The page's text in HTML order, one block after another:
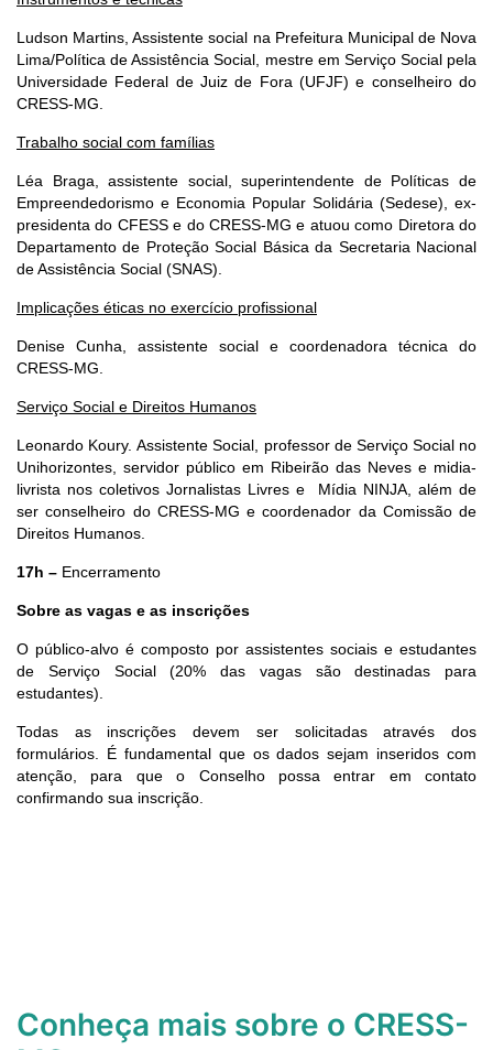
Ludson Martins, Assistente social na Prefeitura Municipal de Nova
Lima/Política de Assistência Social, mestre em Serviço Social pela
Universidade Federal de Juiz de Fora (UFJF) e conselheiro do
CRESS-MG.
Trabalho social com famílias
Léa Braga, assistente social, superintendente de Políticas de
Empreendedorismo e Economia Popular Solidária (Sedese), ex-
presidenta do CFESS e do CRESS-MG e atuou como Diretora do
Departamento de Proteção Social Básica da Secretaria Nacional
de Assistência Social (SNAS).
Implicações éticas no exercício profissional
Denise Cunha, assistente social e coordenadora técnica do
CRESS-MG.
Serviço Social e Direitos Humanos
Leonardo Koury. Assistente Social, professor de Serviço Social no
Unihorizontes, servidor público em Ribeirão das Neves e midia-
livrista nos coletivos Jornalistas Livres e Mídia NINJA, além de
ser conselheiro do CRESS-MG e coordenador da Comissão de
Direitos Humanos.
17h – Encerramento
Sobre as vagas e as inscrições
O público-alvo é composto por assistentes sociais e estudantes
de Serviço Social (20% das vagas são destinadas para
estudantes).
Todas as inscrições devem ser solicitadas através dos
formulários. É fundamental que os dados sejam inseridos com
atenção, para que o Conselho possa entrar em contato
confirmando sua inscrição.
Conheça mais sobre o CRESS-